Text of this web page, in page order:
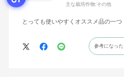
主な栽培作物:その他
とっても使いやすくオススメ品の一つ
参考になった